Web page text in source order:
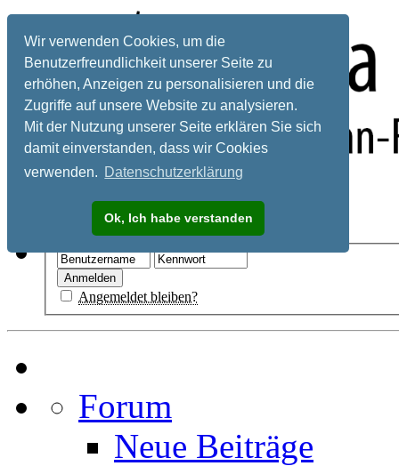
Wir verwenden Cookies, um die
Benutzerfreundlichkeit unserer Seite zu
erhöhen, Anzeigen zu personalisieren und die
Zugriffe auf unsere Website zu analysieren.
Mit der Nutzung unserer Seite erklären Sie sich
damit einverstanden, dass wir Cookies
verwenden. Datenschutzerklärung
Ok, Ich habe verstanden
Registrieren
Angemeldet bleiben?
Forum
Neue Beiträge